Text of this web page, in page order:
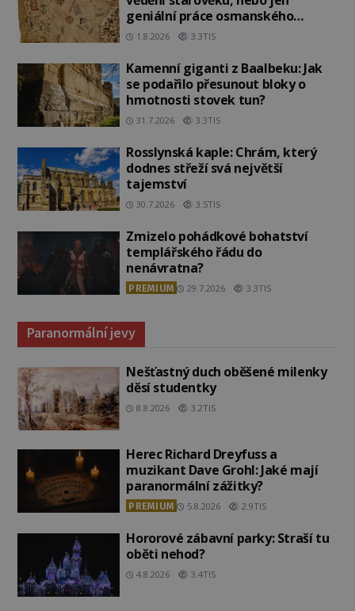
geniální práce osmanského
admirála?
1.8.2026 3.3TIS
Kamenní giganti z Baalbeku: Jak
se podařilo přesunout bloky o
hmotnosti stovek tun?
31.7.2026 3.3TIS
Rosslynská kaple: Chrám, který
dodnes střeží svá největší
tajemství
30.7.2026 3.5TIS
Zmizelo pohádkové bohatství
templářského řádu do
nenávratna?
PREMIUM 29.7.2026 3.3TIS
Paranormální jevy
Nešťastný duch oběšené milenky
děsí studentky
8.8.2026 3.2TIS
Herec Richard Dreyfuss a
muzikant Dave Grohl: Jaké mají
paranormální zážitky?
PREMIUM 5.8.2026 2.9TIS
Hororové zábavní parky: Straší tu
oběti nehod?
4.8.2026 3.4TIS